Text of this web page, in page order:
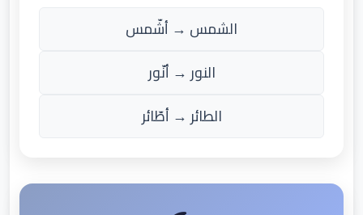
الشمس → أشّمس
النور → أنّور
الطائر → أطّائر